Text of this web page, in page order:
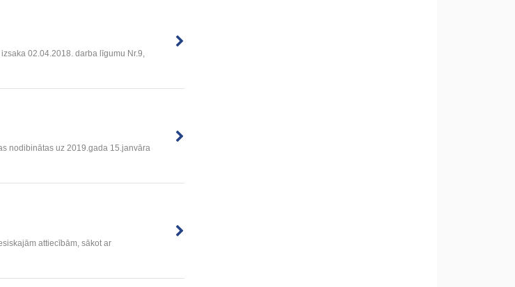
02.04.2018. darba līgumu Nr.9,
nodibinātas uz 2019.gada 15.janvāra
attiecībām, sākot ar